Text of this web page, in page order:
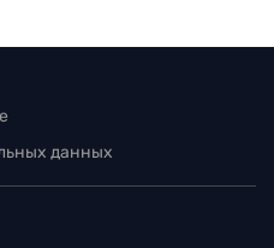
данных